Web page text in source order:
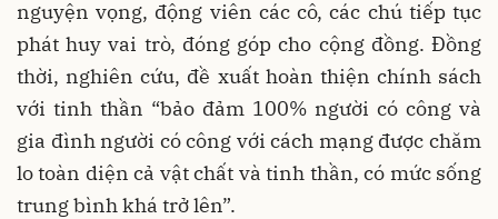
nguyện vọng, động viên các cô, các chú tiếp tục
phát huy vai trò, đóng góp cho cộng đồng. Đồng
thời, nghiên cứu, đề xuất hoàn thiện chính sách
với tinh thần “bảo đảm 100% người có công và
gia đình người có công với cách mạng được chăm
lo toàn diện cả vật chất và tinh thần, có mức sống
trung bình khá trở lên”.